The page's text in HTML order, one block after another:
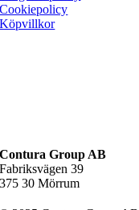
Cookiepolicy
Köpvillkor
Contura Group AB
Fabriksvägen 39
375 30 Mörrum